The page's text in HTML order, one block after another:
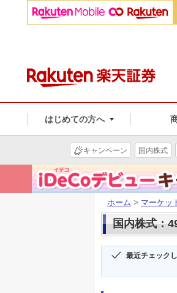
はじめての方へ
キャンペーン 国内株式
ホーム > マーケッ
国内株式：
最近チェック